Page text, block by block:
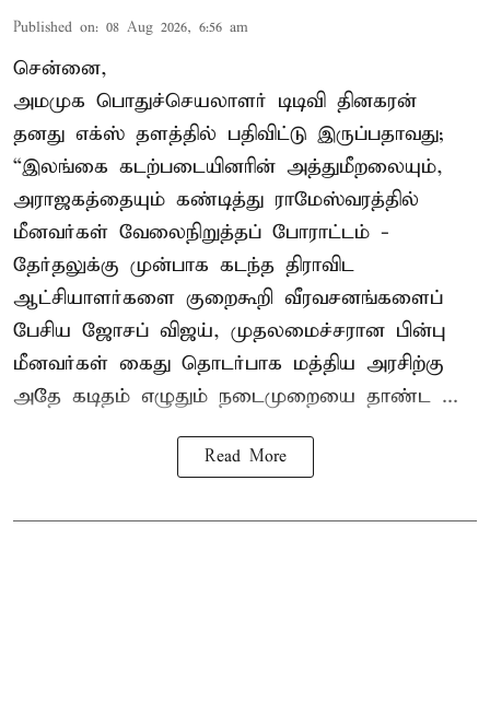
Published on: 08 Aug 2026, 6:56 am
சென்னை,
அமமுக பொதுச்செயலாளர் டிடிவி தினகரன்
தனது எக்ஸ் தளத்தில் பதிவிட்டு இருப்பதாவது;
“இலங்கை கடற்படையினரின் அத்துமீறலையும்,
அராஜகத்தையும் கண்டித்து ராமேஸ்வரத்தில்
மீனவர்கள் வேலைநிறுத்தப் போராட்டம் -
தேர்தலுக்கு முன்பாக கடந்த திராவிட
ஆட்சியாளர்களை குறைகூறி வீரவசனங்களைப்
பேசிய ஜோசப் விஜய், முதலமைச்சரான பின்பு
மீனவர்கள் கைது தொடர்பாக மத்திய அரசிற்கு
அதே கடிதம் எழுதும் நடைமுறையை தாண்ட ...
Read More